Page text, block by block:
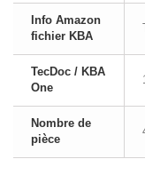
Info Amazon
fichier KBA
TecDoc / KBA
One
Nombre de
pièce